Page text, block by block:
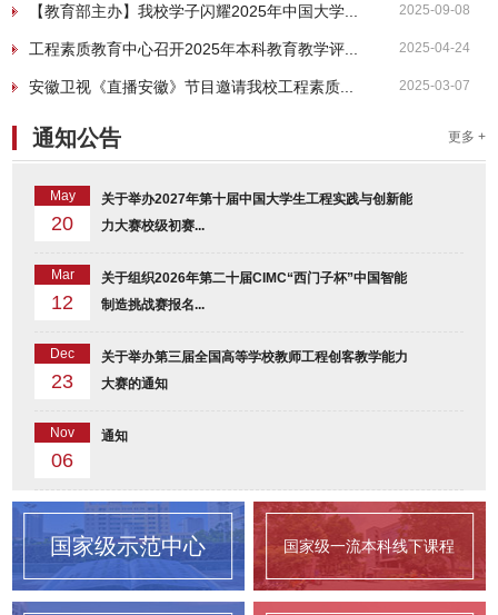
【教育部主办】我校学子闪耀2025年中国大学... 2025-09-08
工程素质教育中心召开2025年本科教育教学评... 2025-04-24
安徽卫视《直播安徽》节目邀请我校工程素质... 2025-03-07
通知公告 更多 +
May
20
关于举办2027年第十届中国大学生工程实践与创新能
力大赛校级初赛...
Mar
12
关于组织2026年第二十届CIMC“西门子杯”中国智能
制造挑战赛报名...
Dec
23
关于举办第三届全国高等学校教师工程创客教学能力
大赛的通知
Nov
06
通知
国家级示范中心 国家级一流本科线下课程